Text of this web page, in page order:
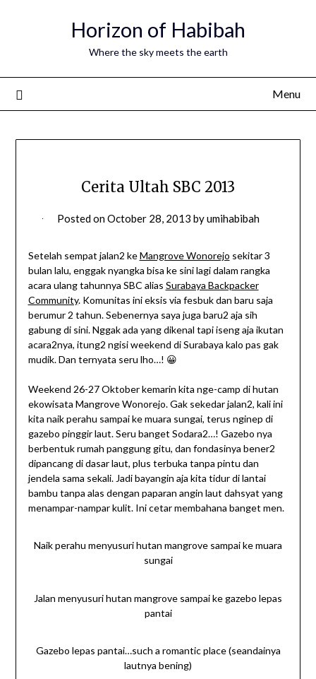
Horizon of Habibah
Where the sky meets the earth
Menu
Cerita Ultah SBC 2013
Posted onOctober 28, 2013 byumihabibah
Setelah sempat jalan2 keMangrove Wonorejo sekitar 3
bulan lalu, enggak nyangka bisa ke sini lagi dalam rangka
acara ulang tahunnya SBC alias Surabaya Backpacker
Community. Komunitas ini eksis via fesbuk dan baru saja
berumur 2 tahun. Sebenernya saya juga baru2 aja sih
gabung di sini. Nggak ada yang dikenal tapi iseng aja ikutan
acara2nya, itung2 ngisi weekend di Surabaya kalo pas gak
mudik. Dan ternyata seru lho…! 😀
Weekend 26-27 Oktober kemarin kita nge-camp di hutan
ekowisata Mangrove Wonorejo. Gak sekedar jalan2, kali ini
kita naik perahu sampai ke muara sungai, terus nginep di
gazebo pinggir laut. Seru banget Sodara2…! Gazebo nya
berbentuk rumah panggung gitu, dan fondasinya bener2
dipancang di dasar laut, plus terbuka tanpa pintu dan
jendela sama sekali. Jadi bayangin aja kita tidur di lantai
bambu tanpa alas dengan paparan angin laut dahsyat yang
menampar-nampar kulit. Ini cetar membahana banget men.
Naik perahu menyusuri hutan mangrove sampai ke muara
sungai
Jalan menyusuri hutan mangrove sampai ke gazebo lepas
pantai
Gazebo lepas pantai…such a romantic place (seandainya
lautnya bening)